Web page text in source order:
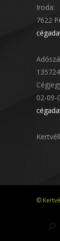
Iroda:
7622
02-09-
©